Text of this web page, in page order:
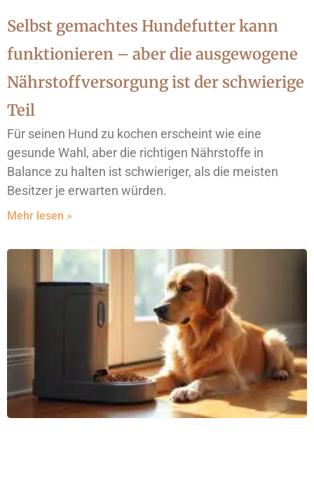
Selbst gemachtes Hundefutter kann
funktionieren – aber die ausgewogene
Nährstoffversorgung ist der schwierige
Teil
Für seinen Hund zu kochen erscheint wie eine
gesunde Wahl, aber die richtigen Nährstoffe in
Balance zu halten ist schwieriger, als die meisten
Besitzer je erwarten würden.
Mehr lesen »